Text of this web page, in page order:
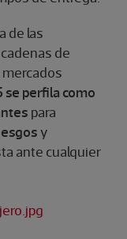
de las
de
se perfila como
para
y
ante cualquier